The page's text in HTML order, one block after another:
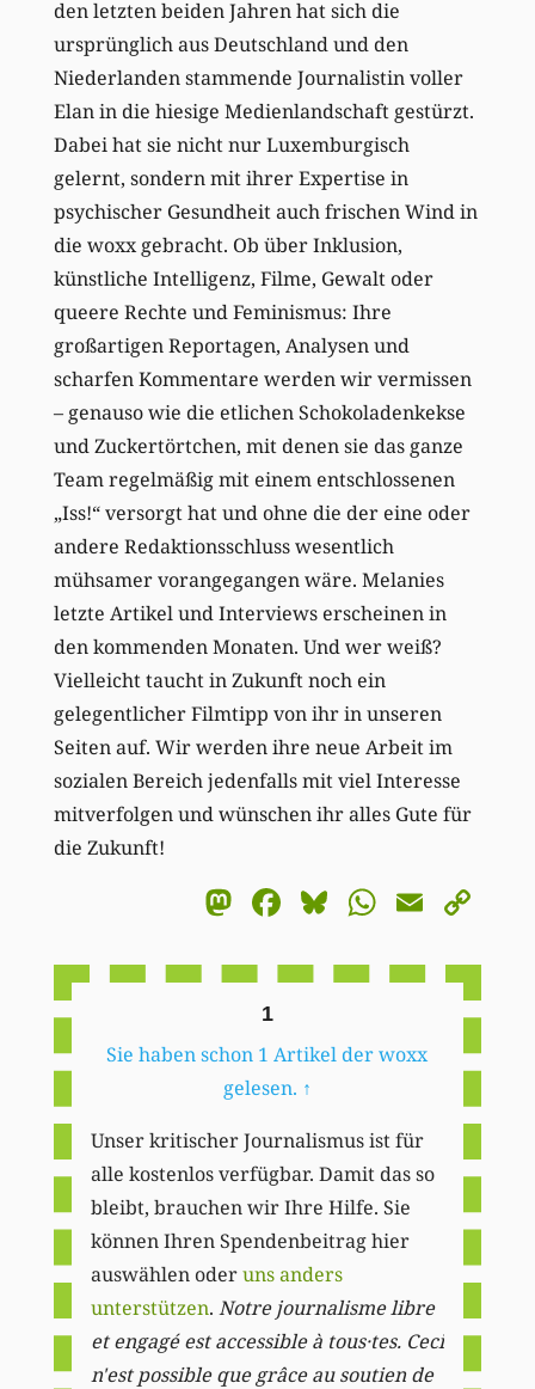
den letzten beiden Jahren hat sich die
ursprünglich aus Deutschland und den
Niederlanden stammende Journalistin voller
Elan in die hiesige Medienlandschaft gestürzt.
Dabei hat sie nicht nur Luxemburgisch
gelernt, sondern mit ihrer Expertise in
psychischer Gesundheit auch frischen Wind in
die woxx gebracht. Ob über Inklusion,
künstliche Intelligenz, Filme, Gewalt oder
queere Rechte und Feminismus: Ihre
großartigen Reportagen, Analysen und
scharfen Kommentare werden wir vermissen
– genauso wie die etlichen Schokoladenkekse
und Zuckertörtchen, mit denen sie das ganze
Team regelmäßig mit einem entschlossenen
„Iss!“ versorgt hat und ohne die der eine oder
andere Redaktionsschluss wesentlich
mühsamer vorangegangen wäre. Melanies
letzte Artikel und Interviews erscheinen in
den kommenden Monaten. Und wer weiß?
Vielleicht taucht in Zukunft noch ein
gelegentlicher Filmtipp von ihr in unseren
Seiten auf. Wir werden ihre neue Arbeit im
sozialen Bereich jedenfalls mit viel Interesse
mitverfolgen und wünschen ihr alles Gute für
die Zukunft!
Mastodon
Facebook
BlueskyEmail
1
Sie haben schon 1 Artikel der woxx
gelesen. ↑
Unser kritischer Journalismus ist für
alle kostenlos verfügbar. Damit das so
bleibt, brauchen wir Ihre Hilfe. Sie
können Ihren Spendenbeitrag hier
auswählen oderuns anders
unterstützen. Notre journalisme libre
et engagé est accessible à tous·tes. Ceci
n'est possible que grâce au soutien de